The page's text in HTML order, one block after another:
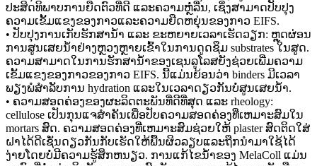
ປະສິດທິພາບການຍືດຕົວທີ່ດີ ແລະຄວາມຫຼໍ່ລື່ນ, ເຊິ່ງສາມາດປັບປຸງ
ຄວາມເຂັ້ມແຂງຂອງກາວແລະຄວາມຍືດຫຍຸ່ນຂອງກາວ EIFS.
• ປັບປຸງການເກັບຮັກສານໍ້າ ແລະ ຂະຫຍາຍເວລາເຮັດວຽກ: ຫຼຸດຜ່ອນ
ການສູນເສຍນ້ໍາຢ່າງຫຼວງຫຼາຍເຂົ້າໃນການດູດຊຶມ substrates ໃນສູດ.
ຄວາມສາມາດໃນການຮັກສານ້ໍາຂອງເຊນລູໂລສຍັງຊ່ວຍເພີ່ມຄວາມ
ເຂັ້ມແຂງຂອງກາວຂອງກາວ EIFS. ນີ້ແມ່ນຍ້ອນວ່າ binders ມີເວລາ
ພຽງພໍສໍາລັບການ hydration ແລະໃນເວລາດຽວກັນບໍ່ສູນເສຍນ້ໍາ.
• ຄວາມສອດຄ່ອງຂອງຜະລິດຕະພັນທີ່ດີທີ່ສຸດ ແລະ rheology:
cellulose ເປັນກຸນແຈສໍາຄັນເພື່ອປັບຄວາມສອດຄ່ອງທີ່ເຫມາະສົມໃນ
mortars ສົດ. ຄວາມສອດຄ່ອງທີ່ເຫມາະສົມຊ່ວຍໃຫ້ plaster ສົດຕິດໃສ່
ຝາໄດ້ດີເຊັ່ນດຽວກັນກັບເຮັດໃຫ້ພື້ນຜິວລຽບແລະຖືກນໍາມາໃຊ້ໄດ້
ງ່າຍໂດຍບໍ່ມີຄວາມຮູ້ສຶກຫນຽວ. ການແກ້ໄຂນ້ໍາຂອງ MelaColl ແມ່ນ